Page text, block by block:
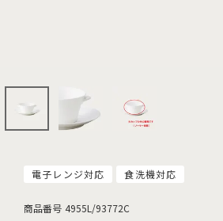
電子レンジ対応 食洗機対応
商品番号 4955L/93772C